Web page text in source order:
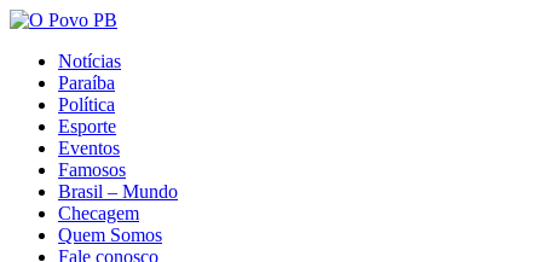
Notícias
Paraíba
Política
Esporte
Eventos
Famosos
Brasil – Mundo
Checagem
Quem Somos
Fale conosco